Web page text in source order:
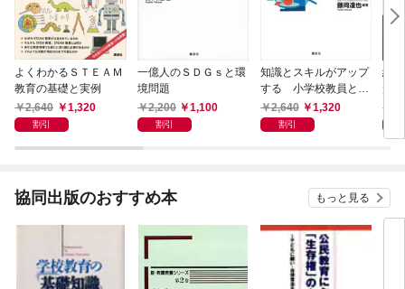
よくわかるＳＴＥＡＭ
教育の基礎と実例
2,640
1,320
割引
一億人のＳＤＧｓと環
境問題
2,200
1,100
割引
知識とスキルがアップ
する 小学校教員と教
育学部生のための理科
授業の理論と実践
2,640 1,320
割引
絵
形
協同出版のおすすめ本 もっと見る